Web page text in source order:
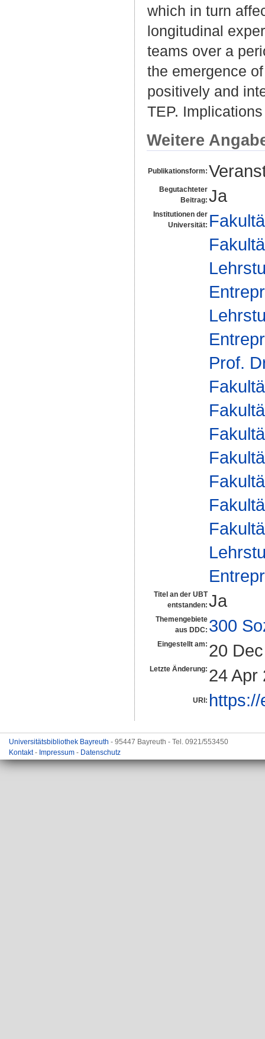
which in turn
longitudinal
teams over a
the emergence
positively and
TEP.
Weitere
Publikationsform:
Begutachteter
Beitrag: Ja
Institutionen der
Universität:
Prof.
Titel an der UBT
entstanden: Ja
Themengebiete
aus DDC: 300
Eingestellt am: 20
Letzte Änderung: 24 Apr
URI:
Universitätsbibliothek Bayreuth - 95447 Bayreuth - Tel. 0921/553450
Kontakt- Impressum - Datenschutz